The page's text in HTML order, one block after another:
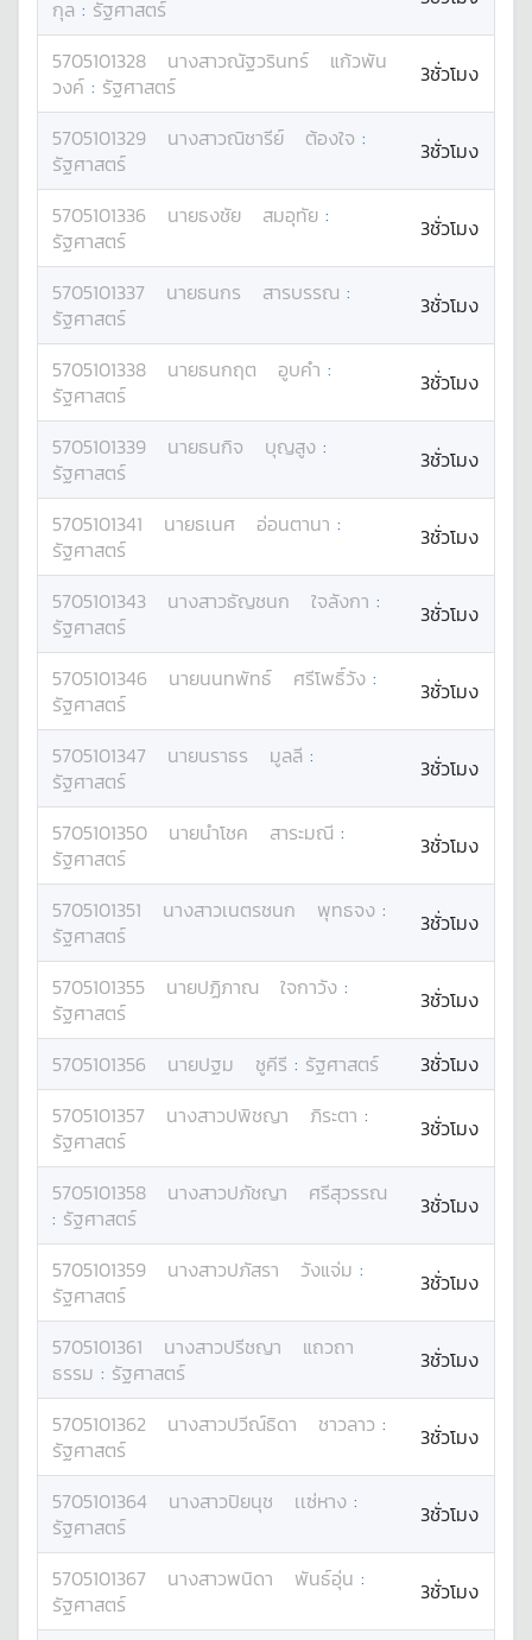
กุล : รัฐศาสตร์
5705101328 นางสาวณัฐวรินทร์
แก้วพัน
วงค์ : รัฐศาสตร์ 3ชั่วโมง
5705101329 นางสาวณิชารีย์ ต้องใจ :
รัฐศาสตร์
3ชั่วโมง
5705101336 นายธงชัย สมอุทัย :
รัฐศาสตร์
3ชั่วโมง
5705101337 นายธนกร สารบรรณ :
รัฐศาสตร์
3ชั่วโมง
5705101338 นายธนกฤต อูบคำ :
รัฐศาสตร์
3ชั่วโมง
5705101339 นายธนกิจ บุญสูง :
รัฐศาสตร์
3ชั่วโมง
5705101341 นายธเนศ อ่อนตานา :
รัฐศาสตร์
3ชั่วโมง
5705101343 นางสาวธัญชนก ใจลังกา :
รัฐศาสตร์
3ชั่วโมง
5705101346 นายนนทพัทธ์ ศรีโพธิ์วัง :
รัฐศาสตร์
3ชั่วโมง
5705101347 นายนราธร มูลลี :
รัฐศาสตร์
3ชั่วโมง
5705101350 นายนำโชค สาระมณี :
รัฐศาสตร์
3ชั่วโมง
5705101351 นางสาวเนตรชนก พุทธจง :
รัฐศาสตร์
3ชั่วโมง
5705101355 นายปฏิภาณ ใจกาวัง :
รัฐศาสตร์
3ชั่วโมง
5705101356 นายปฐม ชูคีรี : รัฐศาสตร์
3ชั่วโมง
5705101357
นางสาวปพิชญา ภิระตา :
รัฐศาสตร์
3ชั่วโมง
5705101358 นางสาวปภัชญา
ศรีสุวรรณ
: รัฐศาสตร์ 3ชั่วโมง
5705101359 นางสาวปภัสรา วังแจ่ม :
รัฐศาสตร์
3ชั่วโมง
5705101361 นางสาวปรีชญา
แถวถา
ธรรม : รัฐศาสตร์ 3ชั่วโมง
5705101362 นางสาวปวีณ์ธิดา ชาวลาว :
รัฐศาสตร์
3ชั่วโมง
5705101364 นางสาวปิยนุช เเซ่หาง :
รัฐศาสตร์
3ชั่วโมง
5705101367 นางสาวพนิดา พันธ์อุ่น :
รัฐศาสตร์
3ชั่วโมง